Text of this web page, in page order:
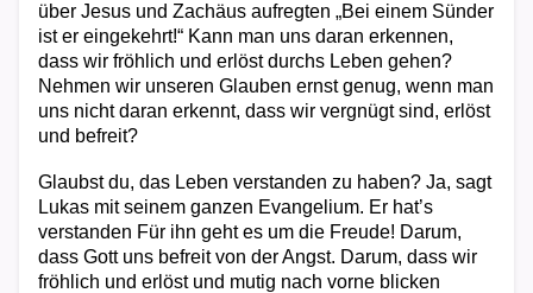
über Jesus und Zachäus aufregten „Bei einem Sünder
ist er eingekehrt!“ Kann man uns daran erkennen,
dass wir fröhlich und erlöst durchs Leben gehen?
Nehmen wir unseren Glauben ernst genug, wenn man
uns nicht daran erkennt, dass wir vergnügt sind, erlöst
und befreit?
Glaubst du, das Leben verstanden zu haben? Ja, sagt
Lukas mit seinem ganzen Evangelium. Er hat’s
verstanden Für ihn geht es um die Freude! Darum,
dass Gott uns befreit von der Angst. Darum, dass wir
fröhlich und erlöst und mutig nach vorne blicken